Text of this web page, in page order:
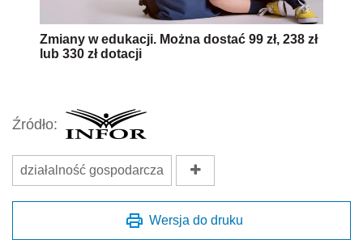
Zmiany w edukacji. Można dostać 99 zł, 238 zł
lub 330 zł dotacji
Źródło:
działalność gospodarcza
Wersja do druku